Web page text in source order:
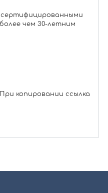
чем 30-летним
копировании ссылка